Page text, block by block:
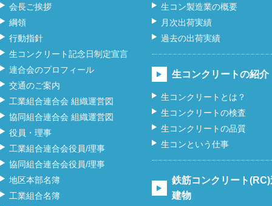
会長ご挨拶
綱領
行動指針
生コンクリート記念日制定宣言
連合会のプロフィール
交通のご案内
工業組合連合会 組織運営図
協同組合連合会 組織運営図
役員・理事
工業組合連合会役員/理事
協同組合連合会役員/理事
地区本部名簿
工業組合名簿
生コン製造業の概要
月次出荷実績
過去の出荷実績
生コンクリートの紹介
生コンクリートとは？
生コンクリートの検査
生コンクリートの品質
生コンという仕事
鉄筋コンクリート
建物